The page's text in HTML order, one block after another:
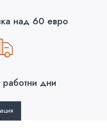
над 60 евро
дни